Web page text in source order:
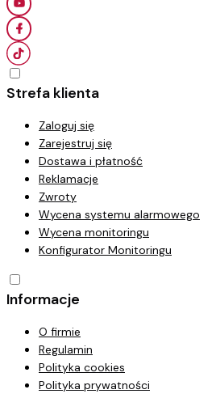
Strefa klienta
Zaloguj się
Zarejestruj się
Dostawa i płatność
Reklamacje
Zwroty
Wycena systemu alarmowego
Wycena monitoringu
Konfigurator Monitoringu
Informacje
O firmie
Regulamin
Polityka cookies
Polityka prywatności